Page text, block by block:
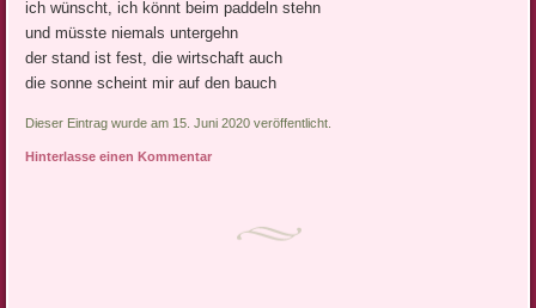
ich wünscht, ich könnt beim paddeln stehn
und müsste niemals untergehn
der stand ist fest, die wirtschaft auch
die sonne scheint mir auf den bauch
Dieser Eintrag wurde am 15. Juni 2020 veröffentlicht.
Hinterlasse einen Kommentar